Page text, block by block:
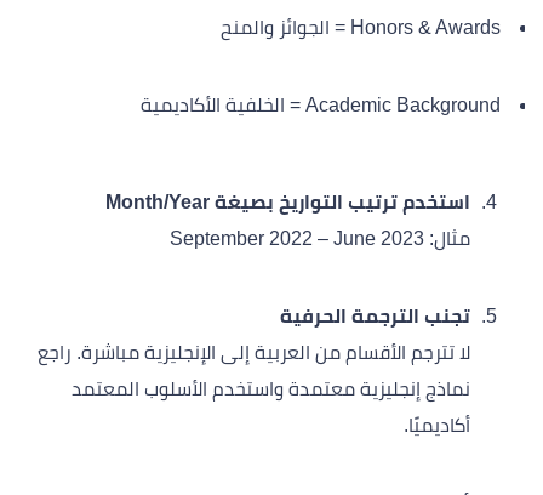
Honors & Awards = الجوائز والمنح
Academic Background = الخلفية الأكاديمية
استخدم ترتيب التواريخ بصيغة Month/Year
مثال: September 2022 – June 2023
تجنب الترجمة الحرفية
لا تترجم الأقسام من العربية إلى الإنجليزية مباشرة. راجع
نماذج إنجليزية معتمدة واستخدم الأسلوب المعتمد
أكاديميًا.